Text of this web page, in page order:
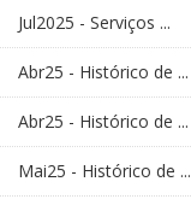
Jul2025 - Serviços ...
Abr25 - Histórico de ...
Abr25 - Histórico de ...
Mai25 - Histórico de ...